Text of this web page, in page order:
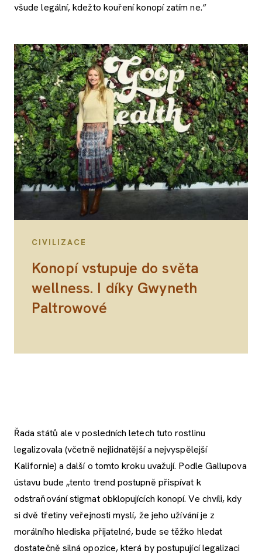
všude legální, kdežto kouření konopí zatím ne.“
CIVILIZACE
Konopí vstupuje do světa
wellness. I díky Gwyneth
Paltrowové
Řada států ale v posledních letech tuto rostlinu
legalizovala (včetně nejlidnatější a nejvyspělejší
Kalifornie) a další o tomto kroku uvažují. Podle Gallupova
ústavu bude „tento trend postupně přispívat k
odstraňování stigmat obklopujících konopí. Ve chvíli, kdy
si dvě třetiny veřejnosti myslí, že jeho užívání je z
morálního hlediska přijatelné, bude se těžko hledat
dostatečně silná opozice, která by postupující legalizaci